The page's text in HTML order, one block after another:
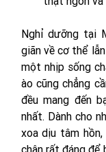
Nghỉ dưỡng tại
giãn về cơ thể
một nhịp sống
ào cũng chẳng
đều mang đến
nhất. Dành cho
xoa dịu tâm